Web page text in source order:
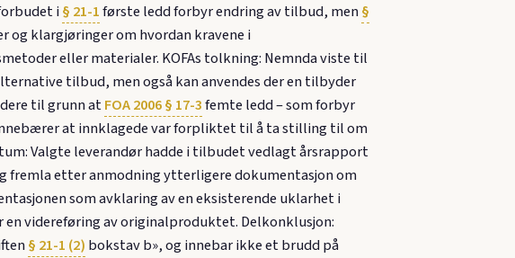
i§ 21-1første ledd forbyr endring av tilbud, men§
og klargjøringer om hvordan kravene i
eller materialer. KOFAs tolkning: Nemnda viste til
tilbud, men også kan anvendes der en tilbyder
til grunn atFOA 2006 § 17-3femte ledd – som forbyr
at innklagede var forpliktet til å ta stilling til om
Valgte leverandør hadde i tilbudet vedlagt årsrapport
fremla etter anmodning ytterligere dokumentasjon om
som avklaring av en eksisterende uklarhet i
videreføring av originalproduktet. Delkonklusjon:
§ 21-1 (2) bokstav b», og innebar ikke et brudd på